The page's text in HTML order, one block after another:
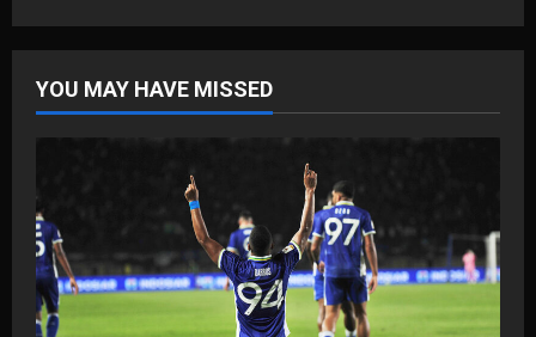
YOU MAY HAVE MISSED